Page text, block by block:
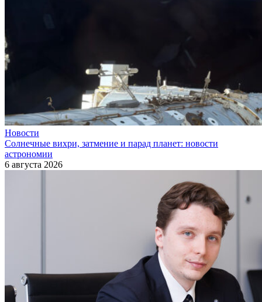
Новости
Солнечные вихри, затмение и парад планет: новости
астрономии
6 августа 2026